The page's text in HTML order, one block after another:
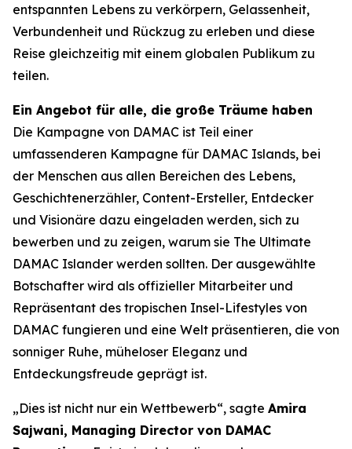
entspannten Lebens zu verkörpern, Gelassenheit,
Verbundenheit und Rückzug zu erleben und diese
Reise gleichzeitig mit einem globalen Publikum zu
teilen.
Ein Angebot für alle, die große Träume haben
Die Kampagne von DAMAC ist Teil einer
umfassenderen Kampagne für DAMAC Islands, bei
der Menschen aus allen Bereichen des Lebens,
Geschichtenerzähler, Content-Ersteller, Entdecker
und Visionäre dazu eingeladen werden, sich zu
bewerben und zu zeigen, warum sie The Ultimate
DAMAC Islander werden sollten. Der ausgewählte
Botschafter wird als offizieller Mitarbeiter und
Repräsentant des tropischen Insel-Lifestyles von
DAMAC fungieren und eine Welt präsentieren, die von
sonniger Ruhe, müheloser Eleganz und
Entdeckungsfreude geprägt ist.
„Dies ist nicht nur ein Wettbewerb“, sagte Amira
Sajwani, Managing Director von DAMAC